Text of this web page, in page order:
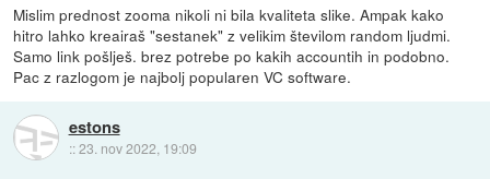
Mislim prednost zooma nikoli ni bila kvaliteta slike. Ampak kako
hitro lahko kreairaš "sestanek" z velikim številom random ljudmi.
Samo link pošlješ. brez potrebe po kakih accountih in podobno.
Pac z razlogom je najbolj popularen VC software.
estons
::23. nov 2022, 19:09